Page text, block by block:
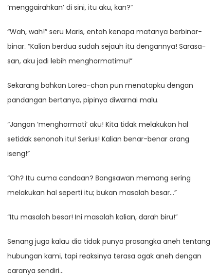
‘menggairahkan’ di sini, itu aku, kan?”
“Wah, wah!” seru Maris, entah kenapa matanya berbinar-
binar. “Kalian berdua sudah sejauh itu dengannya! Sarasa-
san, aku jadi lebih menghormatimu!”
Sekarang bahkan Lorea-chan pun menatapku dengan
pandangan bertanya, pipinya diwarnai malu.
“Jangan ‘menghormati’ aku! Kita tidak melakukan hal
setidak senonoh itu! Serius! Kalian benar-benar orang
iseng!”
“Oh? Itu cuma candaan? Bangsawan memang sering
melakukan hal seperti itu; bukan masalah besar…”
“Itu masalah besar! Ini masalah kalian, darah biru!”
Senang juga kalau dia tidak punya prasangka aneh tentang
hubungan kami, tapi reaksinya terasa agak aneh dengan
caranya sendiri…